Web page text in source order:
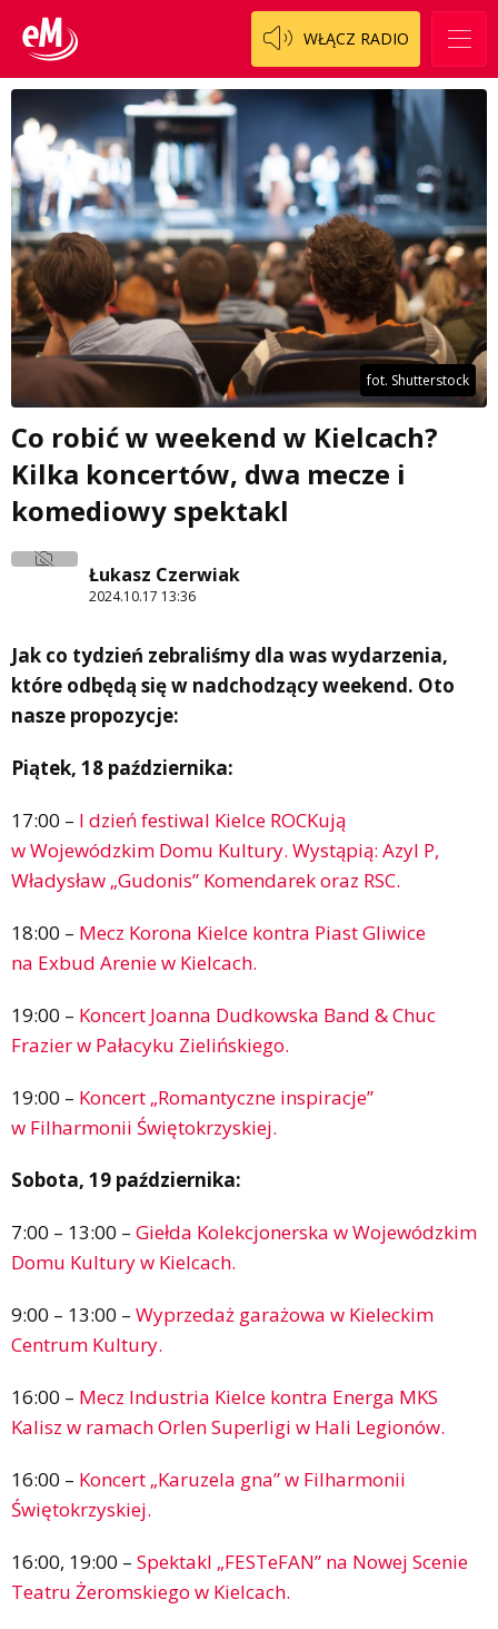
WŁĄCZ RADIO
fot. Shutterstock
Co robić w weekend w Kielcach?
Kilka koncertów, dwa mecze i
komediowy spektakl
Łukasz Czerwiak
2024.10.17 13:36
Jak co tydzień zebraliśmy dla was wydarzenia,
które odbędą się w nadchodzący weekend. Oto
nasze propozycje:
Piątek, 18 października:
17:00 – I dzień festiwal Kielce ROCKują
w Wojewódzkim Domu Kultury. Wystąpią: Azyl P,
Władysław „Gudonis” Komendarek oraz RSC.
18:00 – Mecz Korona Kielce kontra Piast Gliwice
na Exbud Arenie w Kielcach.
19:00 – Koncert Joanna Dudkowska Band & Chuc
Frazier w Pałacyku Zielińskiego.
19:00 – Koncert „Romantyczne inspiracje”
w Filharmonii Świętokrzyskiej.
Sobota, 19 października:
7:00 – 13:00 – Giełda Kolekcjonerska w Wojewódzkim
Domu Kultury w Kielcach.
9:00 – 13:00 – Wyprzedaż garażowa w Kieleckim
Centrum Kultury.
16:00 – Mecz Industria Kielce kontra Energa MKS
Kalisz w ramach Orlen Superligi w Hali Legionów.
16:00 – Koncert „Karuzela gna” w Filharmonii
Świętokrzyskiej.
16:00, 19:00 – Spektakl „FESTeFAN” na Nowej Scenie
Teatru Żeromskiego w Kielcach.